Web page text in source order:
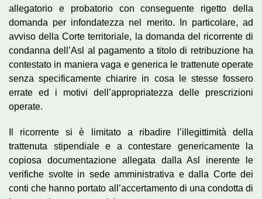
allegatorio e probatorio con conseguente rigetto della
domanda per infondatezza nel merito. In particolare, ad
avviso della Corte territoriale, la domanda del ricorrente di
condanna dell’Asl al pagamento a titolo di retribuzione ha
contestato in maniera vaga e generica le trattenute operate
senza specificamente chiarire in cosa le stesse fossero
errate ed i motivi dell’appropriatezza delle prescrizioni
operate.
Il ricorrente si è limitato a ribadire l’illegittimità della
trattenuta stipendiale e a contestare genericamente la
copiosa documentazione allegata dalla Asl inerente le
verifiche svolte in sede amministrativa e dalla Corte dei
conti che hanno portato all’accertamento di una condotta di